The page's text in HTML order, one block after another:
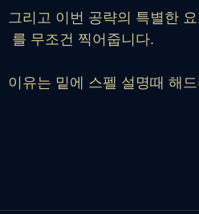
그리고 이번 공략의 특별한
를 무조건 찍어줍니다.
이유는 밑에 스펠 설명때 해